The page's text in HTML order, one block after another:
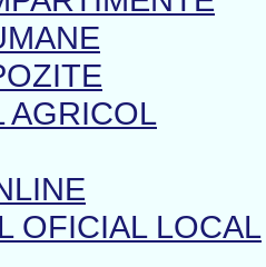
AGRICOL
OFICIAL LOCAL